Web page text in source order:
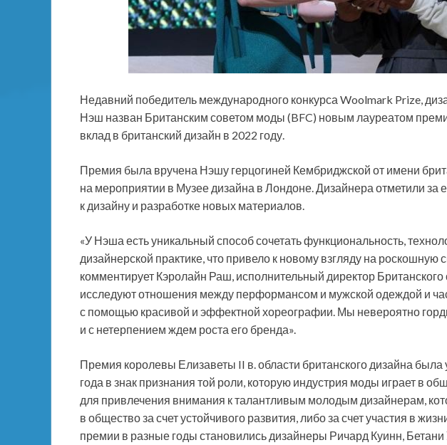
Недавний победитель международного конкурса Woolmark Prize,
Нэш назван Британским советом моды (BFC) новым лауреатом
вклад в британский дизайн в 2022 году.
Премия была вручена Нэшу герцогиней Кембриджской от имени
на мероприятии в Музее дизайна в Лондоне. Дизайнера отметили за
к дизайну и разработке новых материалов.
«У Нэша есть уникальный способ сочетать функциональность,
дизайнерской практике, что привело к новому взгляду на
комментирует Кэролайн Раш, исполнительный директор
исследуют отношения между перформансом и мужской одеждой и
с помощью красивой и эффектной хореографии. Мы невероятно
и с нетерпением ждем роста его бренда».
Премия королевы Елизаветы II в. области британского дизайна
года в знак признания той роли, которую индустрия моды играет в
для привлечения внимания к талантливым молодым дизайнерам,
в общество за счет устойчивого развития, либо за счет участия в
премии в разные годы становились дизайнеры Ричард Куинн,